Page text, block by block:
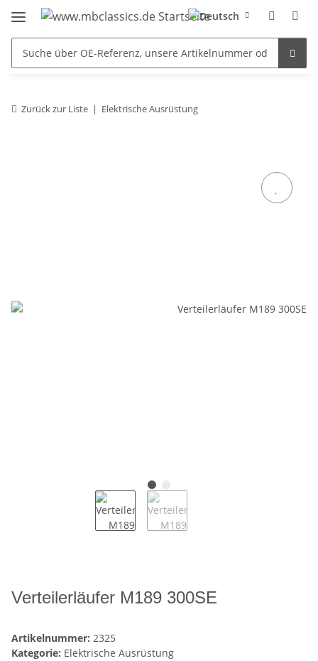
Zurück zur Liste Elektrische Ausrüstung
Verteilerläufer M189 300SE
Artikelnummer: 2325
Kategorie: Elektrische Ausrüstung